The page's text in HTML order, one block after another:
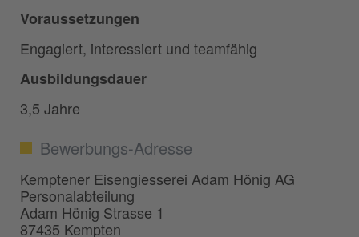
Voraussetzungen
Engagiert, interessiert und teamfähig
Ausbildungsdauer
3,5 Jahre
Bewerbungs-Adresse
Kemptener Eisengiesserei Adam Hönig AG
Personalabteilung
Adam Hönig Strasse 1
87435 Kempten